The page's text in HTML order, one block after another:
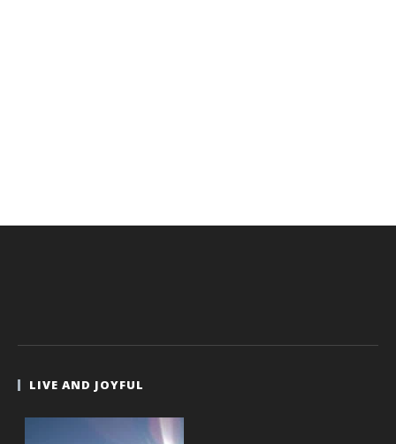
LIVE AND JOYFUL